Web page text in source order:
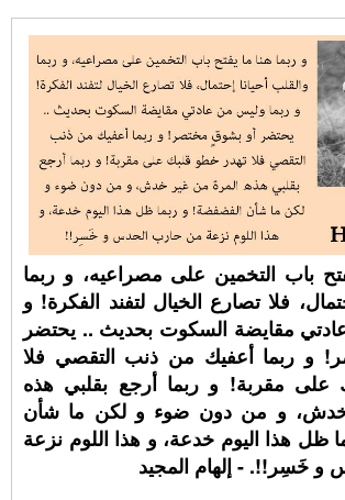
باب التخمين على مصراعيه، و ربما
فلا تصارع الخيال لتفند الفكرة! و
مقايضة السكوت بحديث .. يحتضر
و ربما أعفيك من ذنب التقصي فلا
على مقربة! و ربما أرجع بقلبي هذه
خدش، و من دون ضوء و لكن ما شأن
ظل هذا اليوم خدعة، و هذا اللوم نزعة
خَسِر!!. - إلهام المجيد